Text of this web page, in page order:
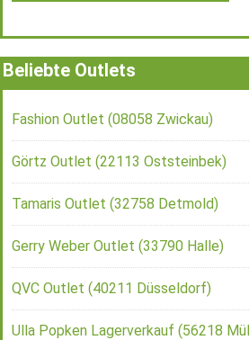
Beliebte Outlets
Fashion Outlet (08058 Zwickau)
Görtz Outlet (22113 Oststeinbek)
Tamaris Outlet (32758 Detmold)
Gerry Weber Outlet (33790 Halle)
QVC Outlet (40211 Düsseldorf)
Ulla Popken Lagerverkauf (56218